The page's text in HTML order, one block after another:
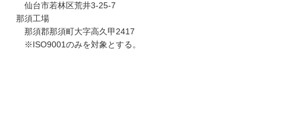
仙台市若林区荒井3-25-7
那須工場
那須郡那須町大字高久甲2417
※ISO9001のみを対象とする。